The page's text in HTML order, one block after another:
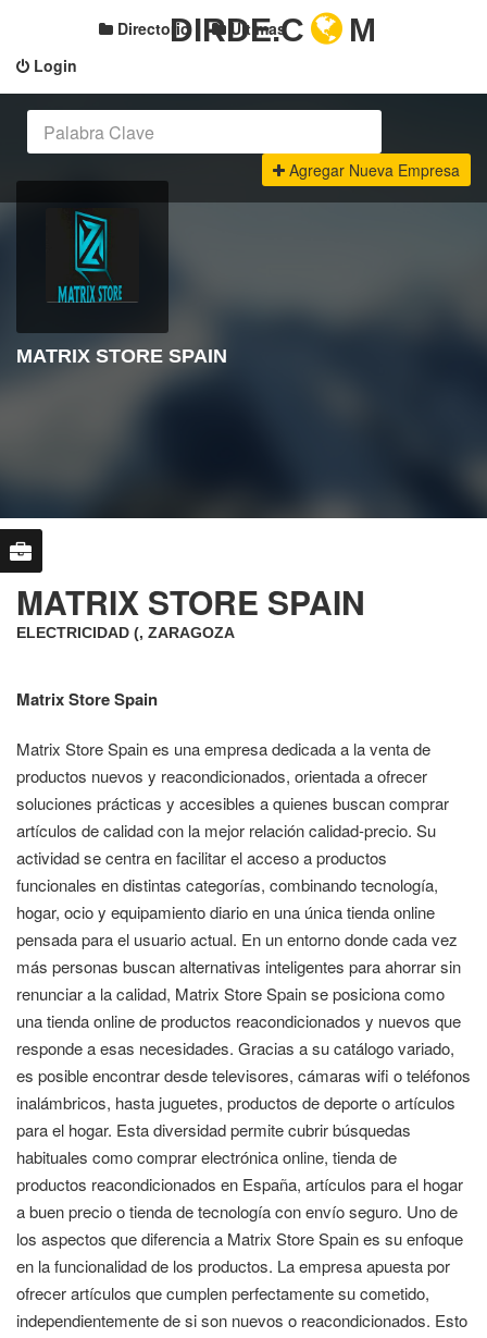
Login
Directorio Últimas
DIRDE.C M
Agregar Nueva Empresa
MATRIX STORE SPAIN
MATRIX STORE SPAIN
ELECTRICIDAD (, ZARAGOZA
Matrix Store Spain
Matrix Store Spain es una empresa dedicada a la venta de
productos nuevos y reacondicionados, orientada a ofrecer
soluciones prácticas y accesibles a quienes buscan comprar
artículos de calidad con la mejor relación calidad-precio. Su
actividad se centra en facilitar el acceso a productos
funcionales en distintas categorías, combinando tecnología,
hogar, ocio y equipamiento diario en una única tienda online
pensada para el usuario actual. En un entorno donde cada vez
más personas buscan alternativas inteligentes para ahorrar sin
renunciar a la calidad, Matrix Store Spain se posiciona como
una tienda online de productos reacondicionados y nuevos que
responde a esas necesidades. Gracias a su catálogo variado,
es posible encontrar desde televisores, cámaras wifi o teléfonos
inalámbricos, hasta juguetes, productos de deporte o artículos
para el hogar. Esta diversidad permite cubrir búsquedas
habituales como comprar electrónica online, tienda de
productos reacondicionados en España, artículos para el hogar
a buen precio o tienda de tecnología con envío seguro. Uno de
los aspectos que diferencia a Matrix Store Spain es su enfoque
en la funcionalidad de los productos. La empresa apuesta por
ofrecer artículos que cumplen perfectamente su cometido,
independientemente de si son nuevos o reacondicionados. Esto